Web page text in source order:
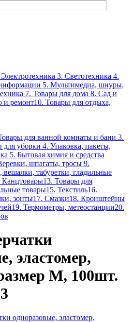
3. Светотехника 4.
5. Мультимедиа, шнуры,
7. Товары для дома 8. Сад и
и ремонт10. Товары для отдыха,
для ванной комнаты и бани 3.
для уборки 4. Упаковка, пакеты,
5. Бытовая химия и средства
шпагаты, тросы 9.
табуретки, гладильные
Канцтовары13. Товары для
товары15. Текстиль16.
зонты17. Смазки18. Кронштейны
19. Термометры, метеостанции20.
эластомер,
М, 100шт.